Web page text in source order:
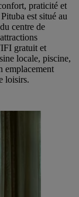
praticité et
est situé au
centre de
gratuit et
locale, piscine,
emplacement
loisirs.